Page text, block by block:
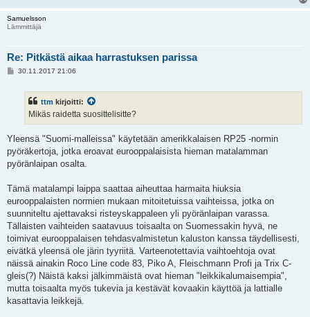
Samuelsson
Lämmittäjä
Re: Pitkästä aikaa harrastuksen parissa
V30.11.2017 21:06
ttm kirjoitti:
Mikäs raidetta suosittelisitte?
Yleensä "Suomi-malleissa" käytetään amerikkalaisen RP25 -normin
pyöräkertoja, jotka eroavat eurooppalaisista hieman matalamman
pyöränlaipan osalta.
Tämä matalampi laippa saattaa aiheuttaa harmaita hiuksia
eurooppalaisten normien mukaan mitoitetuissa vaihteissa, jotka on
suunniteltu ajettavaksi risteyskappaleen yli pyöränlaipan varassa.
Tällaisten vaihteiden saatavuus toisaalta on Suomessakin hyvä, ne
toimivat eurooppalaisen tehdasvalmistetun kaluston kanssa täydellisesti,
eivätkä yleensä ole järin tyyriitä. Varteenotettavia vaihtoehtoja ovat
näissä ainakin Roco Line code 83, Piko A, Fleischmann Profi ja Trix C-
gleis(?) Näistä kaksi jälkimmäistä ovat hieman "leikkikalumaisempia",
mutta toisaalta myös tukevia ja kestävät kovaakin käyttöä ja lattialle
kasattavia leikkejä.